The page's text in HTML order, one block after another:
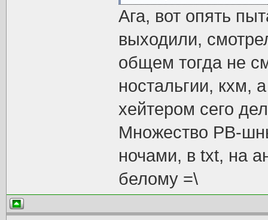
Ага, вот опять
выходили,
общем тогда не
ностальгии, кхм,
хейтером сего
Множество РВ-
ночами, в txt, на
белому =\